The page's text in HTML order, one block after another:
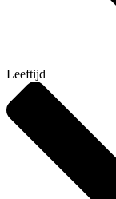
Leeftijd